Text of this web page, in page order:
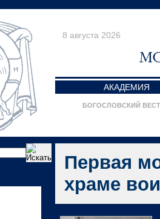
8 августа 2026
АКАДЕМИЯ
БОГОСЛОВСКИЙ
Первая
храме